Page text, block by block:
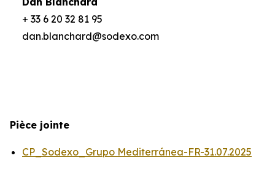
+ 33 6 20 32 81 95
dan.blanchard@sodexo.com
Pièce jointe
CP_Sodexo_Grupo Mediterránea-FR-31.07.2025